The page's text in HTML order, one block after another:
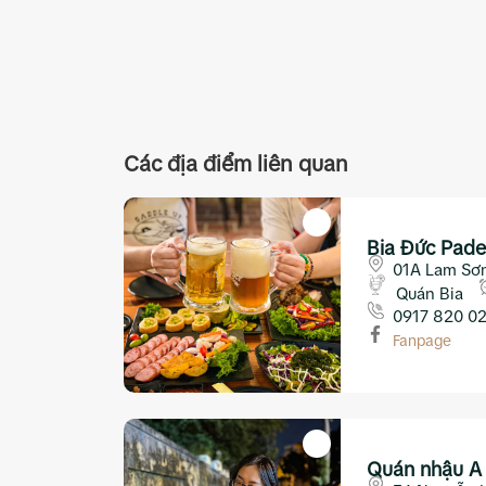
Các địa điểm liên quan
Bia Đức
01A Lam
Quán Bia
0917 820
Fanpage
Quán nhậu